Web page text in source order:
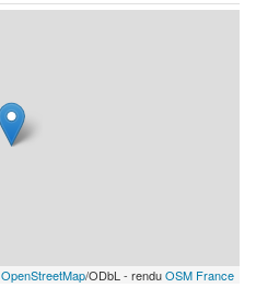
OpenStreetMap/ODbL - renduOSM France